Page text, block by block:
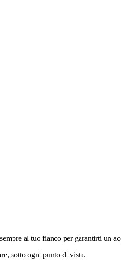
al tuo fianco per garantirti un
sotto ogni punto di vista.